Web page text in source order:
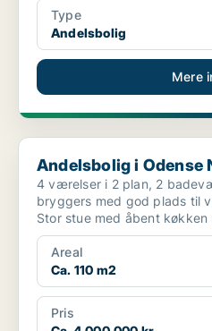
Type
Andelsbolig
Mere
Andelsbolig i Odense NV
Andelsbolig i Odense
4 værelser i 2 plan, 2
bryggers med god plads til
Stor stue med åbent køkken
Stu...
Areal
Ca. 110 m2
Pris